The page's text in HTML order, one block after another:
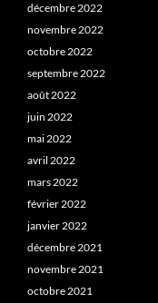
décembre 2022
novembre 2022
octobre 2022
septembre 2022
août 2022
juin 2022
mai 2022
avril 2022
mars 2022
février 2022
janvier 2022
décembre 2021
novembre 2021
octobre 2021